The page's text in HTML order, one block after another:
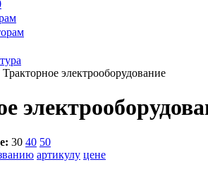
Тракторное электрооборудование
30 40 50
артикулу цене